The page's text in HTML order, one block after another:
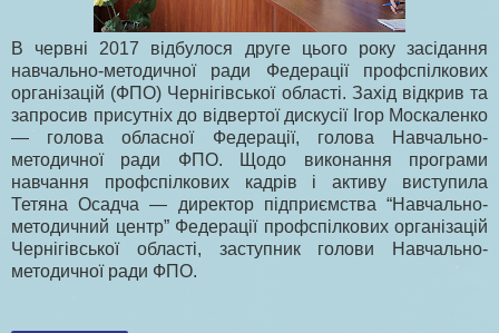
В червні 2017 відбулося друге цього року засідання
навчально-методичної ради Федерації профспілкових
організацій (ФПО) Чернігівської області. Захід відкрив та
запросив присутніх до відвертої дискусії Ігор Москаленко
— голова обласної Федерації, голова Навчально-
методичної ради ФПО. Щодо виконання програми
навчання профспілкових кадрів і активу виступила
Тетяна Осадча — директор підприємства “Навчально-
методичний центр” Федерації профспілкових організацій
Чернігівської області, заступник голови Навчально-
методичної ради ФПО.